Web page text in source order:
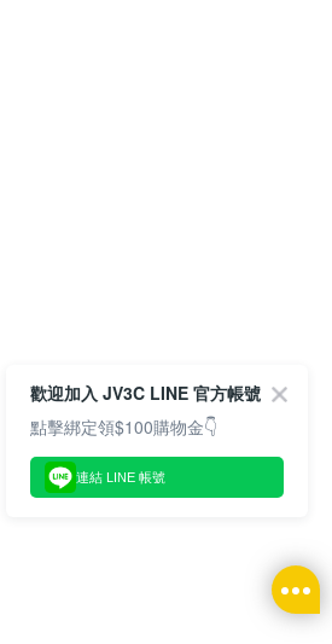
歡迎加入 JV3C LINE 官方帳號
點擊綁定領$100購物金👇
連結 LINE 帳號